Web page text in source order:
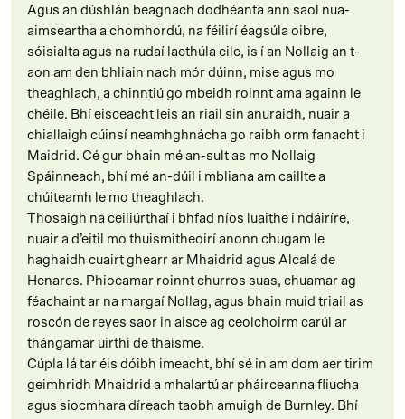
Agus an dúshlán beagnach dodhéanta ann saol nua-
aimseartha a chomhordú, na féilirí éagsúla oibre,
sóisialta agus na rudaí laethúla eile, is í an Nollaig an t-
aon am den bhliain nach mór dúinn, mise agus mo
theaghlach, a chinntiú go mbeidh roinnt ama againn le
chéile. Bhí eisceacht leis an riail sin anuraidh, nuair a
chiallaigh cúinsí neamhghnácha go raibh orm fanacht i
Maidrid. Cé gur bhain mé an-sult as mo Nollaig
Spáinneach, bhí mé an-dúil i mbliana am caillte a
chúiteamh le mo theaghlach.
Thosaigh na ceiliúrthaí i bhfad níos luaithe i ndáiríre,
nuair a d’eitil mo thuismitheoirí anonn chugam le
haghaidh cuairt ghearr ar Mhaidrid agus Alcalá de
Henares. Phiocamar roinnt churros suas, chuamar ag
féachaint ar na margaí Nollag, agus bhain muid triail as
roscón de reyes saor in aisce ag ceolchoirm carúl ar
thángamar uirthi de thaisme.
Cúpla lá tar éis dóibh imeacht, bhí sé in am dom aer tirim
geimhridh Mhaidrid a mhalartú ar pháirceanna fliucha
agus siocmhara díreach taobh amuigh de Burnley. Bhí